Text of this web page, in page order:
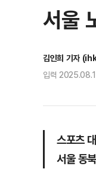
서울
김인희 기자
입력
스포츠
서울 동